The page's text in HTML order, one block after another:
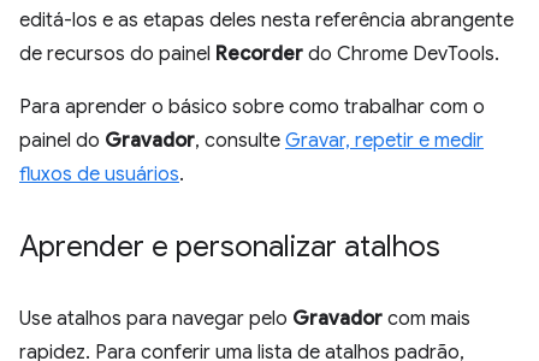
editá-los e as etapas deles nesta referência abrangente
de recursos do painel Recorder do Chrome DevTools.
Para aprender o básico sobre como trabalhar com o
painel do Gravador, consulte Gravar, repetir e medir
fluxos de usuários.
Aprender e personalizar atalhos
Use atalhos para navegar pelo Gravador com mais
rapidez. Para conferir uma lista de atalhos padrão,